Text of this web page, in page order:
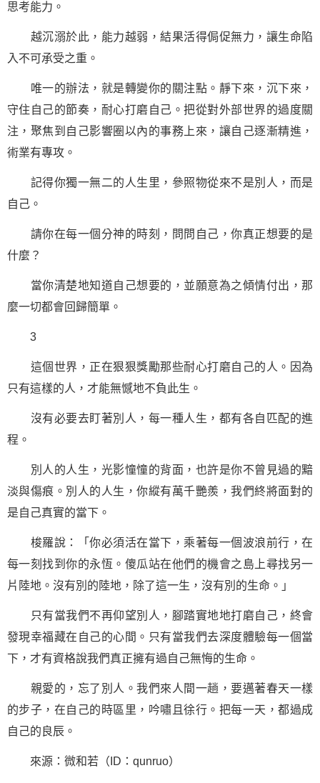
思考能力。
越沉溺於此，能力越弱，結果活得侷促無力，讓生命陷
入不可承受之重。
唯一的辦法，就是轉變你的關注點。靜下來，沉下來，
守住自己的節奏，耐心打磨自己。把從對外部世界的過度關
注，聚焦到自己影響圈以內的事務上來，讓自己逐漸精進，
術業有專攻。
記得你獨一無二的人生里，參照物從來不是別人，而是
自己。
請你在每一個分神的時刻，問問自己，你真正想要的是
什麼？
當你清楚地知道自己想要的，並願意為之傾情付出，那
麼一切都會回歸簡單。
3
這個世界，正在狠狠獎勵那些耐心打磨自己的人。因為
只有這樣的人，才能無憾地不負此生。
沒有必要去盯著別人，每一種人生，都有各自匹配的進
程。
別人的人生，光影憧憧的背面，也許是你不曾見過的黯
淡與傷痕。別人的人生，你縱有萬千艷羨，我們終將面對的
是自己真實的當下。
梭羅說：「你必須活在當下，乘著每一個波浪前行，在
每一刻找到你的永恆。傻瓜站在他們的機會之島上尋找另一
片陸地。沒有別的陸地，除了這一生，沒有別的生命。」
只有當我們不再仰望別人，腳踏實地地打磨自己，終會
發現幸福藏在自己的心間。只有當我們去深度體驗每一個當
下，才有資格說我們真正擁有過自己無悔的生命。
親愛的，忘了別人。我們來人間一趟，要邁著春天一樣
的步子，在自己的時區里，吟嘯且徐行。把每一天，都過成
自己的良辰。
來源：微和若（ID：qunruo）